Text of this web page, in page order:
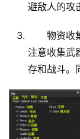
避敌人的攻
物资收
注意收集武
存和战斗。